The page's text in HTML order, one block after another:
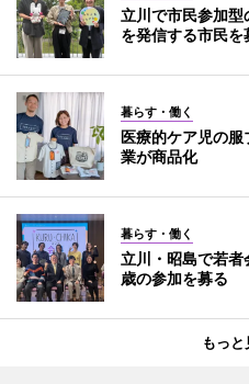
立川で市民参加
を発信する市民を
暮らす・働く
医療的ケア児の
業が商品化
暮らす・働く
立川・昭島で若
歳の参加を募る
もっと